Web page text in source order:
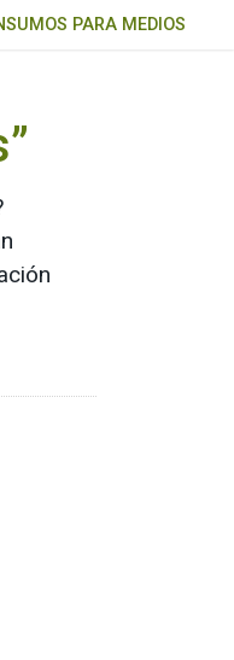
PARA MEDIOS